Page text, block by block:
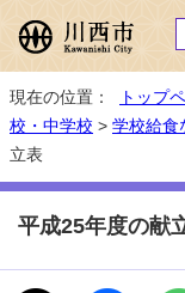
現在の位置： トップ
校・中学校 > 学校給食
立表
平成25年度の献